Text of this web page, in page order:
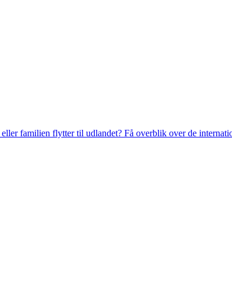
familien flytter til udlandet? Få overblik over de